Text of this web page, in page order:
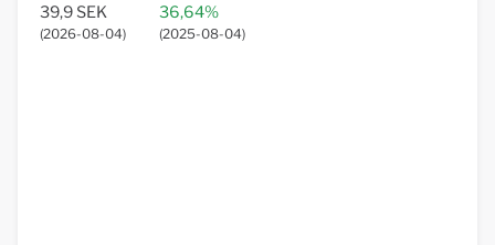
39,9 SEK
(2026-08-04)
36,64%
(2025-08-04)